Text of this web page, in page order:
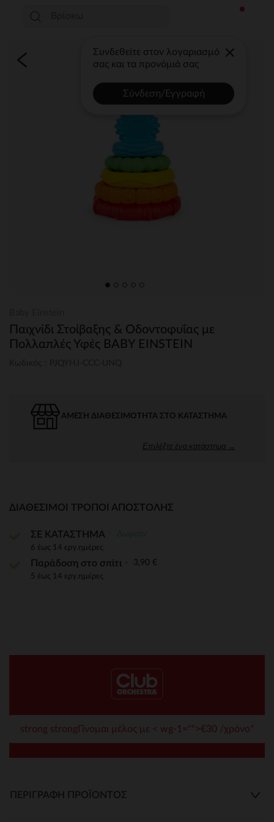
Συνδεθείτε στον λογαριασμό
σας και τα προνόμιά σας
Σύνδεση/Εγγραφή
Παιχνίδι Στοίβαξης & Οδοντοφυΐας με
Πολλαπλές Υφές BABY EINSTEIN
ΆΜΕΣΗ ΔΙΑΘΕΣΙΜΌΤΗΤΑ ΣΤΟ ΚΑΤΆΣΤΗΜΑ
Επιλέξτε ένα κατάστημα →
ΔΙΑΘΈΣΙΜΟΙ ΤΡΌΠΟΙ ΑΠΟΣΤΟΛΉΣ
ΣΕ ΚΑΤΑΣΤΗΜΑ
6 έως 14 εργ.ημέρες
Παράδοση στο σπίτι 3,90 €
5 έως 14 εργ.ημέρες
strong strongΓίνομαι μέλος με < wg-1="">€30 /χρόνο*
ΠΕΡΙΓΡΑΦΉ ΠΡΟΪΌΝΤΟΣ